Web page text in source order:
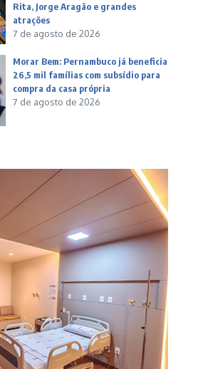
Rita, Jorge Aragão e grandes
atrações
7 de agosto de 2026
Morar Bem: Pernambuco já beneficia
26,5 mil famílias com subsídio para
compra da casa própria
7 de agosto de 2026